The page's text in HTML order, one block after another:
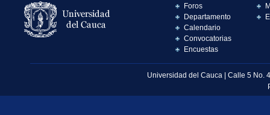
Foros
Departamento
Calendario
Convocatorias
Encuestas
Universidad del Cauca | Calle 5 No.